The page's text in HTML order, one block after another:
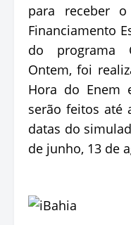
para receber
Financiamento
do programa
Ontem, foi
Hora do Enem
serão feitos até
datas do
de junho, 13 de